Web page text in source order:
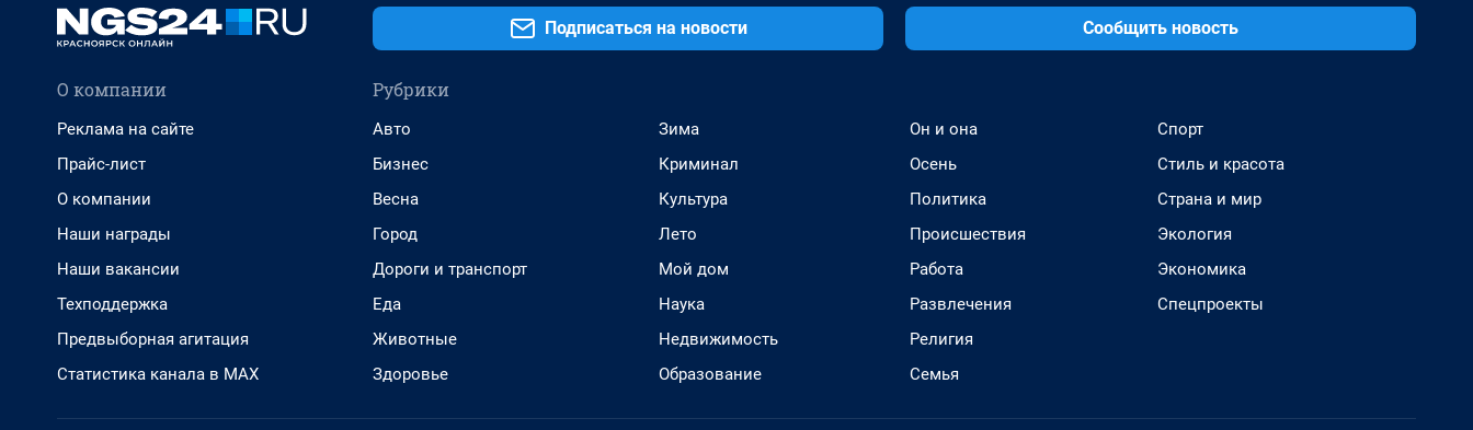
Подписаться на новости Сообщить новость
О компании
Реклама на сайте
Прайс-лист
О компании
Наши награды
Наши вакансии
Техподдержка
Предвыборная агитация
Статистика канала в MAX
Рубрики
Авто
Бизнес
Весна
Город
Дороги и транспорт
Еда
Животные
Здоровье
Зима
Криминал
Культура
Лето
Мой дом
Наука
Недвижимость
Образование
Он и она
Осень
Политика
Происшествия
Работа
Развлечения
Религия
Семья
Спорт
Стиль и красота
Страна и мир
Экология
Экономика
Спецпроекты